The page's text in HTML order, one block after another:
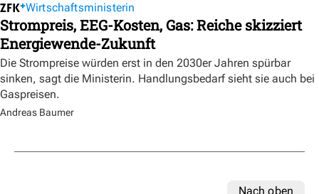
Wirtschaftsministerin
Strompreis, EEG-Kosten, Gas: Reiche skizziert
Energiewende-Zukunft
Die Strompreise würden erst in den 2030er Jahren spürbar
sinken, sagt die Ministerin. Handlungsbedarf sieht sie auch bei
Gaspreisen.
Andreas Baumer
Nach oben